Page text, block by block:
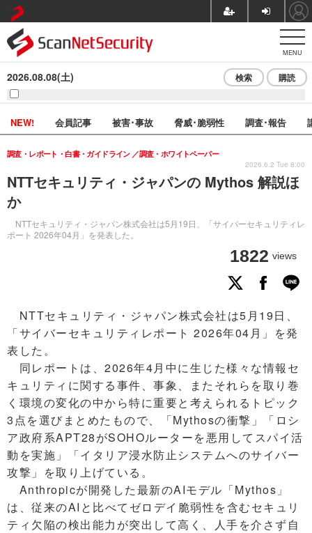
MENU
2026.08.08(土) 検索 購読
NEW! 会員記事 被害･事故 脅威･脆弱性 調査･報告
NTTセキュリティ・ジャパンの Mythos 解説ほ
か
NTTセキュリティ・ジャパン株式会社は5月19日、「サイバーセキュリティレ
ポート 2026年04月」を発表した。
調査・レポート・白書・ガイドライン 調査・ホワイトペーパー
1822 views
2026.6.2 Tue 8:00
NTTセキュリティ・ジャパン株式会社は5月19日、
「サイバーセキュリティレポート 2026年04月」を発
表した。
同レポートは、2026年4月中に生じた様々な情報セ
キュリティに関する事件、事象、またそれらを取り巻
く環境の変化の中から特に重要と考えられるトピック
3点を選びまとめたもので、「Mythosの衝撃」「ロシ
ア政府系APT28がSOHOルーターを悪用してスパイ活
動を実施」「イタリア浸水防止システムへのサイバー
攻撃」を取り上げている。
Anthropicが開発した最新のAIモデル「Mythos」
は、従来のAIと比べてゼロデイ脆弱性を含むセキュリ
ティ欠陥の検出能力が突出して高く、人手を介さず自